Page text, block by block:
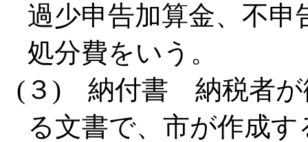
過少申告加算金、不
処分費をいう。
(３) 納付書 納税者が
る文書で、市が作成